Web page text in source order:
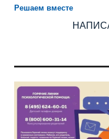
Решаем вместе